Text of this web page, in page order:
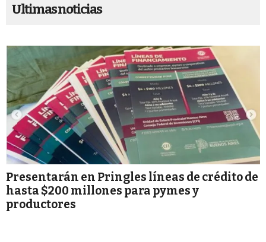
Ultimas noticias
Presentarán en Pringles líneas de crédito de
hasta $200 millones para pymes y
productores